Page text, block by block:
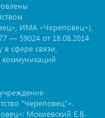
ИМА «Череповец»),
— 59024 от 18.08.2014
сфере связи,
"Череповец"».
Мокиевский Е.В.